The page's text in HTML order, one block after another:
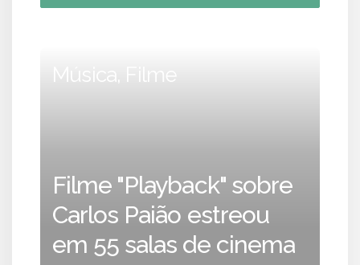
Música, Filme
Filme "Playback" sobre
Carlos Paião estreou
em 55 salas de cinema